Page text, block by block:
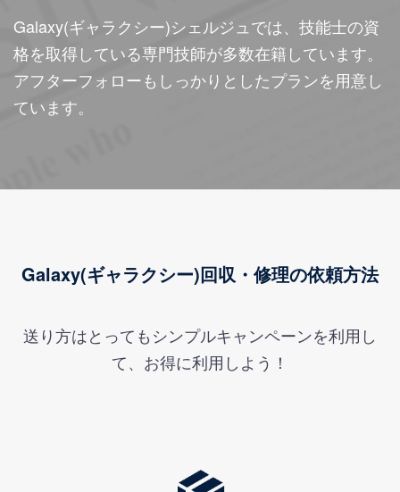
Galaxy(ギャラクシー)シェルジュでは、技能士の資
格を取得している専門技師が多数在籍しています。
アフターフォローもしっかりとしたプランを用意し
ています。
Galaxy(ギャラクシー)回収・修理の依頼方法
送り方はとってもシンプルキャンペーンを利用し
て、お得に利用しよう！